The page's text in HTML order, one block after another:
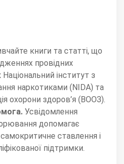
книги та статті, що
провідних
Національний інститут з
наркотиками (NIDA) та
охорони здоров’я (ВООЗ).
Усвідомлення
допомагає
ставлення і
підтримки.